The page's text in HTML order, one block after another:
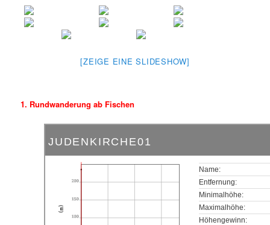
[ZEIGE EINE SLIDESHOW]
1. Rundwanderung ab Fischen
JUDENKIRCHE01
100
150
200
(m)
Name:
Entfernung:
Minimalhöhe:
Maximalhöhe:
Höhengewinn: